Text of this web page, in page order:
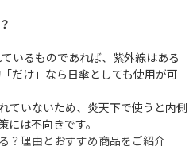
いるものであれば、紫外線はある
だけ」なら日傘としても使用が可
ていないため、炎天下で使うと内側
は不向きです。
？理由とおすすめ商品をご紹介